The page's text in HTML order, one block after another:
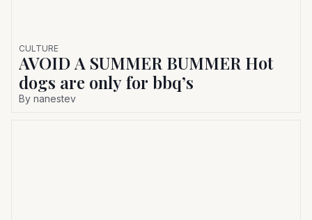
CULTURE
AVOID A SUMMER BUMMER Hot
dogs are only for bbq’s
By nanestev